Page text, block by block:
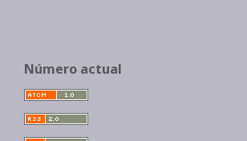
Número actual